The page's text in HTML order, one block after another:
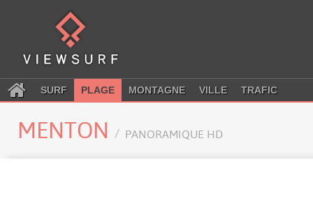
SURF PLAGE MONTAGNE VILLE TRAFIC
MENTON PANORAMIQUE HD